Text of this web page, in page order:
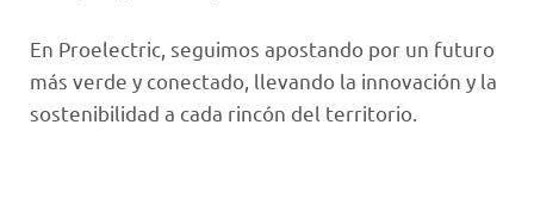
En Proelectric, seguimos apostando por un futuro
más verde y conectado, llevando la innovación y la
sostenibilidad a cada rincón del territorio.